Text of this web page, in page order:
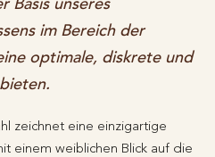
im Bereich der
optimale, diskrete und
zeichnet eine einzigartige
einem weiblichen Blick auf die